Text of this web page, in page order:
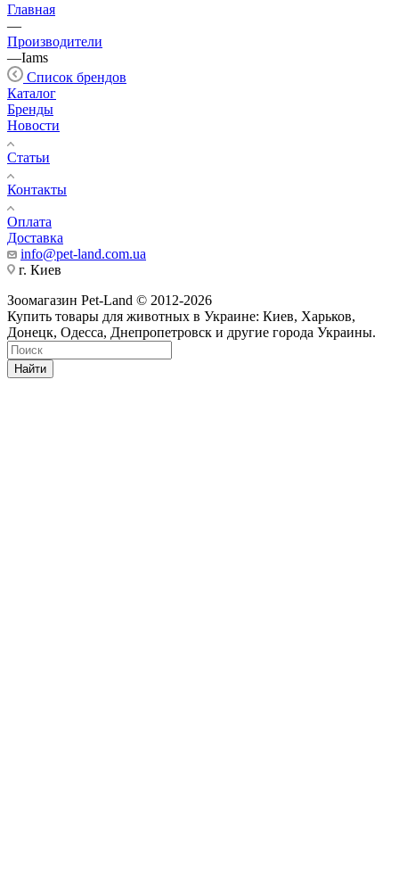
Главная
—
Производители
—Iams
Список брендов
Каталог
Бренды
Новости
Статьи
Контакты
Оплата
Доставка
info@pet-land.com.ua
г. Киев
Зоомагазин Pet-Land © 2012-2026
Купить товары для животных в Украине: Киев, Харьков,
Донецк, Одесса, Днепропетровск и другие города Украины.
Найти